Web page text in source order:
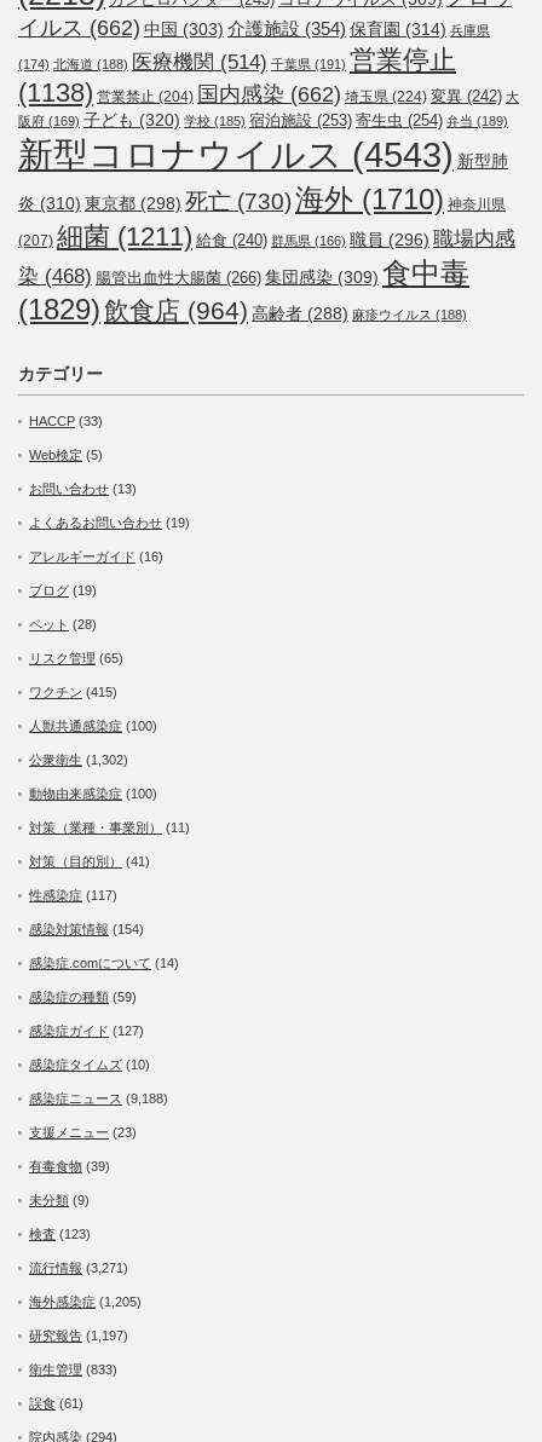
イルス (662) 中国 (303) 介護施設 (354) 保育園 (314) 兵庫県
(174) 北海道 (188) 医療機関 (514) 千葉県 (191) 営業停止
(1138) 営業禁止 (204) 国内感染 (662) 埼玉県 (224) 変異 (242) 大
阪府 (169) 子ども (320) 学校 (185) 宿泊施設 (253) 寄生虫 (254) 弁当 (189)
新型コロナウイルス (4543) 新型肺
炎 (310) 東京都 (298) 死亡 (730)海外 (1710) 神奈川県
(207) 細菌 (1211) 給食 (240) 群馬県 (166) 職員 (296) 職場内感
染 (468) 腸管出血性大腸菌 (266) 集団感染 (309) 食中毒
(1829)飲食店 (964) 高齢者 (288) 麻疹ウイルス (188)
カテゴリー
HACCP (33)
Web検定 (5)
お問い合わせ (13)
よくあるお問い合わせ (19)
アレルギーガイド (16)
ブログ (19)
ペット (28)
リスク管理 (65)
ワクチン (415)
人獣共通感染症 (100)
公衆衛生 (1,302)
動物由来感染症 (100)
対策（業種・事業別） (11)
対策（目的別） (41)
性感染症 (117)
感染対策情報 (154)
感染症.comについて (14)
感染症の種類 (59)
感染症ガイド (127)
感染症タイムズ (10)
感染症ニュース (9,188)
支援メニュー (23)
有毒食物 (39)
未分類 (9)
検査 (123)
流行情報 (3,271)
海外感染症 (1,205)
研究報告 (1,197)
衛生管理 (833)
誤食 (61)
院内感染 (294)